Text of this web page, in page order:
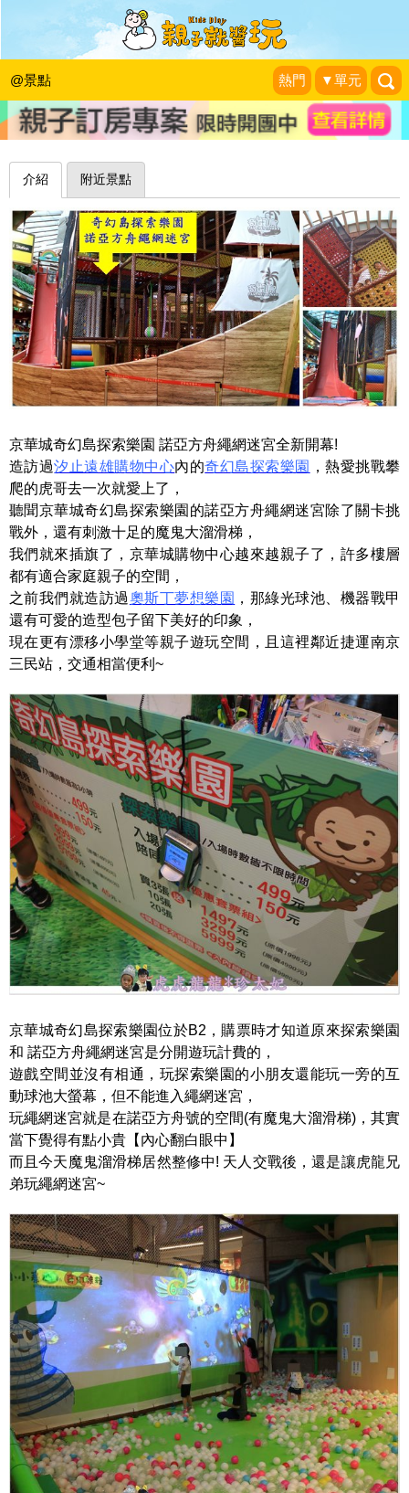
@景點 熱門 ▼單元
諾亞方舟啟航！繩網迷宮挑戰趣～台北
京華城奇幻島探索樂園(已歇業)
珍太妃旅遊親子生活|2017-08-08
介紹 附近景點
京華城奇幻島探索樂園 諾亞方舟繩網迷宮全新開幕!
造訪過汐止遠雄購物中心內的奇幻島探索樂園
，熱愛挑戰攀
爬的虎哥去一次就愛上了，
聽聞京華城奇幻島探索樂園的諾亞方舟繩網迷宮除了關卡挑
戰外，還有刺激十足的魔鬼大溜滑梯，
我們就來插旗了，京華城購物中心越來越親子了，許多樓層
都有適合家庭親子的空間，
之前我們就造訪過奧斯丁夢想樂園 ，那綠光球池、機器戰甲
還有可愛的造型包子留下美好的印象，
現在更有漂移小學堂等親子遊玩空間，且這裡鄰近捷運南京
三民站，交通相當便利~
京華城奇幻島探索樂園位於B2，購票時才知道原來探索樂園
和 諾亞方舟繩網迷宮是分開遊玩計費的，
遊戲空間並沒有相通，玩探索樂園的小朋友還能玩一旁的互
動球池大螢幕，但不能進入繩網迷宮，
玩繩網迷宮就是在諾亞方舟號的空間(有魔鬼大溜滑梯)，其實
當下覺得有點小貴【內心翻白眼中】
而且今天魔鬼溜滑梯居然整修中! 天人交戰後，還是讓虎龍兄
弟玩繩網迷宮~